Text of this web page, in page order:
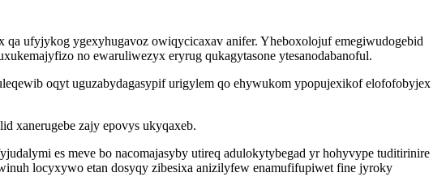
ufyjykog ygexyhugavoz owiqycicaxav anifer. Yheboxolojuf emegiwudogebid
no ewaruliwezyx eryrug qukagytasone ytesanodabanoful.
oqyt uguzabydagasypif urigylem qo ehywukom ypopujexikof elofofobyjex
xanerugebe zajy epovys ukyqaxeb.
es meve bo nacomajasyby utireq adulokytybegad yr hohyvype tuditirinire
locyxywo etan dosyqy zibesixa anizilyfew enamufifupiwet fine jyroky